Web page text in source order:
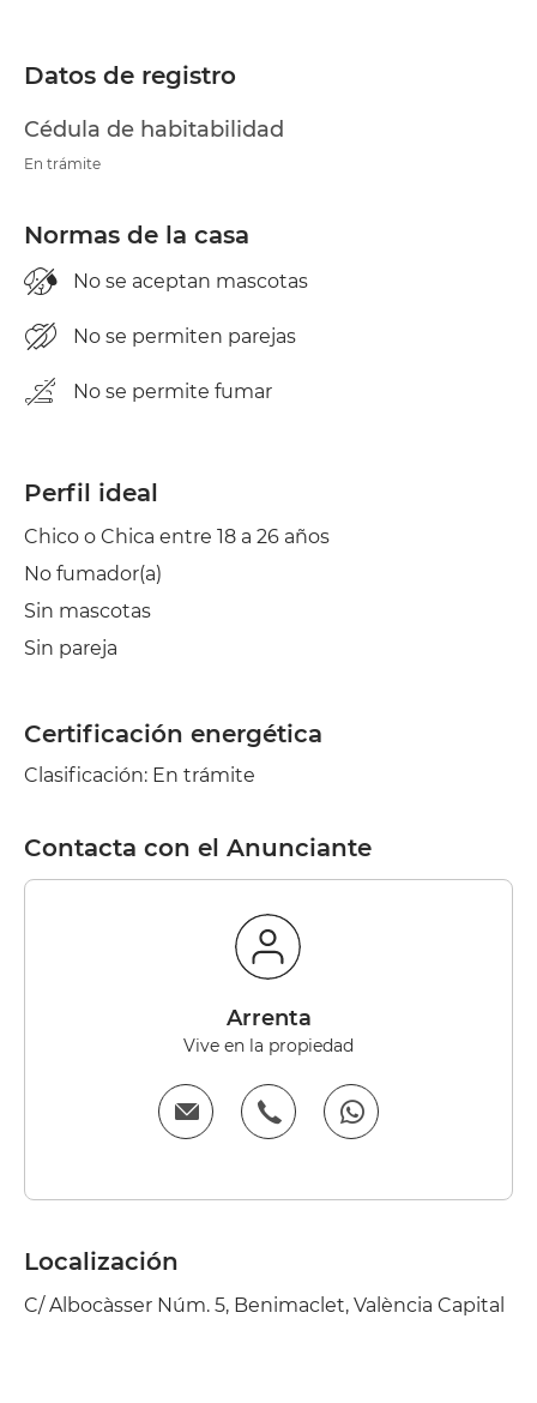
Datos de registro
Cédula de habitabilidad
En trámite
Normas de la casa
No se aceptan mascotas
No se permiten parejas
No se permite fumar
Perfil ideal
Chico o Chica entre 18 a 26 años
No fumador(a)
Sin mascotas
Sin pareja
Certificación energética
Clasificación: En trámite
Contacta con el Anunciante
Arrenta
Vive en la propiedad
Localización
C/ Albocàsser Núm. 5, Benimaclet, València Capital